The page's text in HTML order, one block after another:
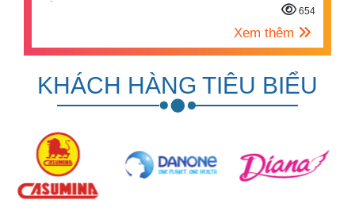
654
Xem thêm
KHÁCH HÀNG TIÊU BIỂU